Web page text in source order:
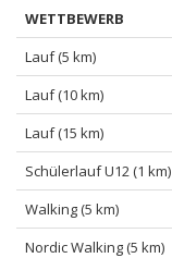
WETTBEWERB
Lauf (5 km)
Lauf (10 km)
Lauf (15 km)
Schülerlauf U12 (1 km)
Walking (5 km)
Nordic Walking (5 km)